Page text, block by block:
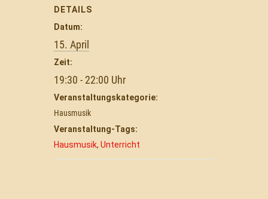
DETAILS
Datum:
15. April
Zeit:
19:30 - 22:00
Veranstaltungskategorie:
Hausmusik
Veranstaltung-Tags:
Hausmusik, Unterricht